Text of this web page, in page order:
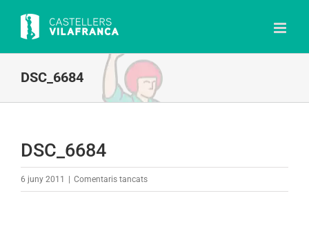
content
DSC_6684
DSC_6684
6 juny 2011 Comentaris tancatsa